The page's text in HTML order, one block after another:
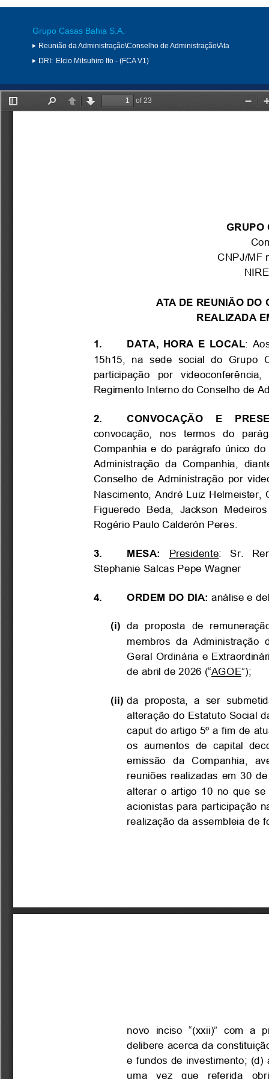
Grupo Casas Bahia S.A.
Reunião da Administração\Conselho de Administração\Ata
DRI: Elcio Mitsuhiro Ito - (FCA V1)